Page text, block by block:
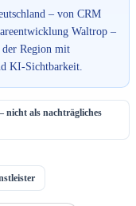
– von CRM
Waltrop –
Region mit
KI-Sichtbarkeit.
nicht als nachträgliches